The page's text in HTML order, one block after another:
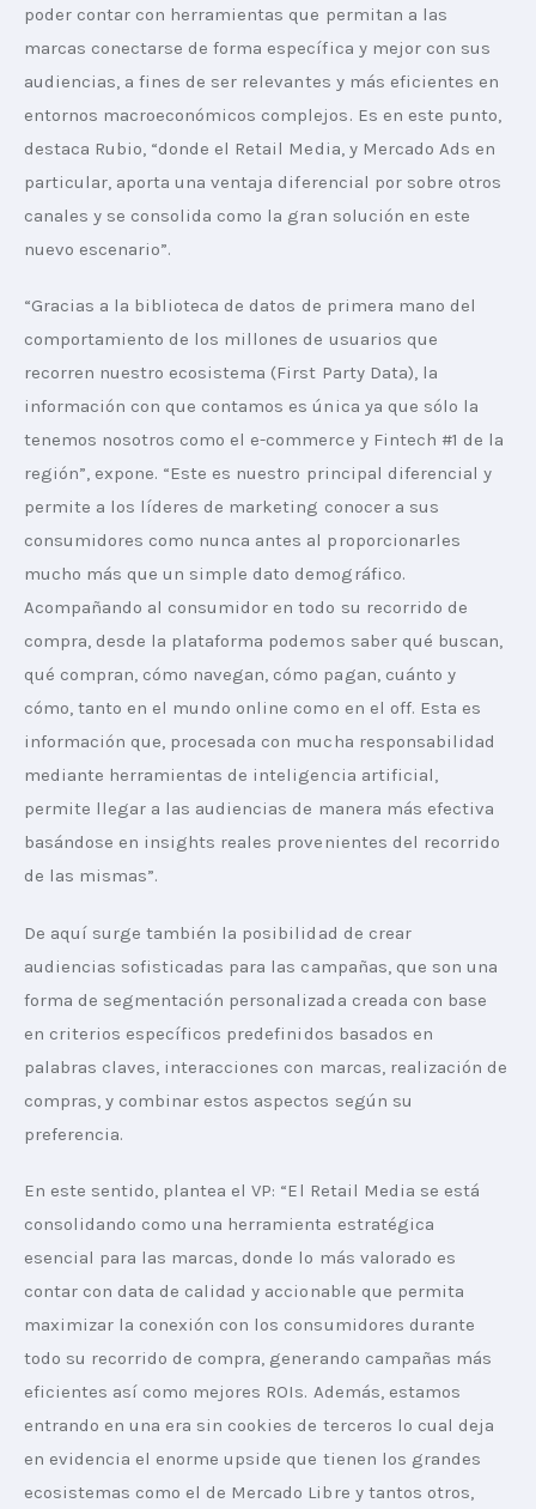
poder contar con herramientas que permitan a las
marcas conectarse de forma específica y mejor con sus
audiencias, a fines de ser relevantes y más eficientes en
entornos macroeconómicos complejos. Es en este punto,
destaca Rubio, “donde el Retail Media, y Mercado Ads en
particular, aporta una ventaja diferencial por sobre otros
canales y se consolida como la gran solución en este
nuevo escenario”.
“Gracias a la biblioteca de datos de primera mano del
comportamiento de los millones de usuarios que
recorren nuestro ecosistema (First Party Data), la
información con que contamos es única ya que sólo la
tenemos nosotros como el e-commerce y Fintech #1 de la
región”, expone. “Este es nuestro principal diferencial y
permite a los líderes de marketing conocer a sus
consumidores como nunca antes al proporcionarles
mucho más que un simple dato demográfico.
Acompañando al consumidor en todo su recorrido de
compra, desde la plataforma podemos saber qué buscan,
qué compran, cómo navegan, cómo pagan, cuánto y
cómo, tanto en el mundo online como en el off. Esta es
información que, procesada con mucha responsabilidad
mediante herramientas de inteligencia artificial,
permite llegar a las audiencias de manera más efectiva
basándose en insights reales provenientes del recorrido
de las mismas”.
De aquí surge también la posibilidad de crear
audiencias sofisticadas para las campañas, que son una
forma de segmentación personalizada creada con base
en criterios específicos predefinidos basados en
palabras claves, interacciones con marcas, realización de
compras, y combinar estos aspectos según su
preferencia.
En este sentido, plantea el VP: “El Retail Media se está
consolidando como una herramienta estratégica
esencial para las marcas, donde lo más valorado es
contar con data de calidad y accionable que permita
maximizar la conexión con los consumidores durante
todo su recorrido de compra, generando campañas más
eficientes así como mejores ROIs. Además, estamos
entrando en una era sin cookies de terceros lo cual deja
en evidencia el enorme upside que tienen los grandes
ecosistemas como el de Mercado Libre y tantos otros,